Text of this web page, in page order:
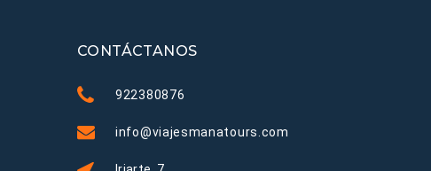
CONTÁCTANOS
922380876
info@viajesmanatours.com